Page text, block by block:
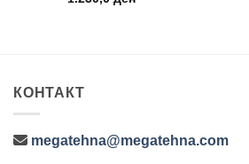
КОНТАКТ
megatehna@megatehna.com